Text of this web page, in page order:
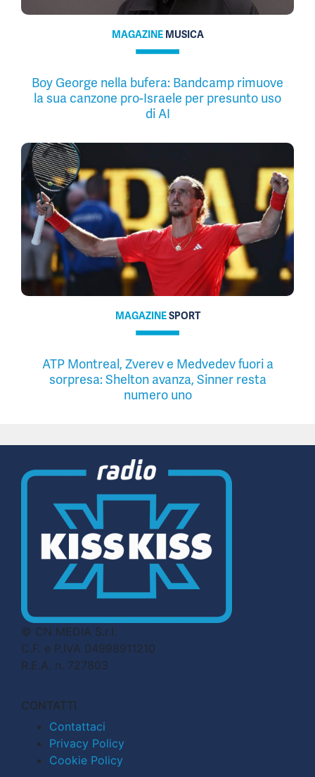
MAGAZINE MUSICA
Boy George nella bufera: Bandcamp rimuove
la sua canzone pro-Israele per presunto uso
di AI
MAGAZINESPORT
ATP Montreal, Zverev e Medvedev fuori a
sorpresa: Shelton avanza, Sinner resta
numero uno
© CN MEDIA S.r.l.
C.F. e P.IVA 04998911210
R.E.A. n. 727803
CONTATTI
Contattaci
Privacy Policy
Cookie Policy